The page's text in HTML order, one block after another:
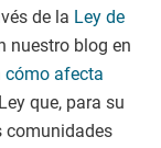
de la Ley de
nuestro blog en
cómo afecta
que, para su
comunidades